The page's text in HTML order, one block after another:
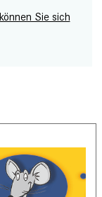
Sie sich